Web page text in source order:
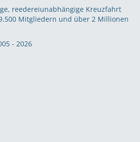
reedereiunabhängige Kreuzfahrt
Mitgliedern und über 2 Millionen
- 2026